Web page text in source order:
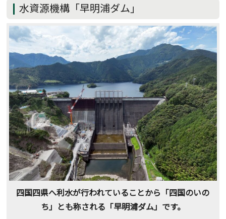
水資源機構「早明浦ダム」
四国四県へ利水が行われていることから「四国のいの
ち」とも称される「早明浦ダム」です。